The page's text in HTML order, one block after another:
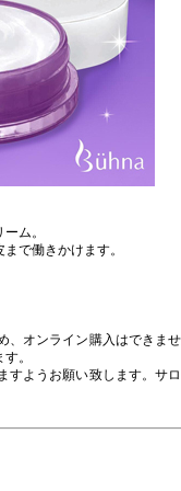
ム。
で働きかけます。
、オンライン購入はできま
。
すようお願い致します。サ